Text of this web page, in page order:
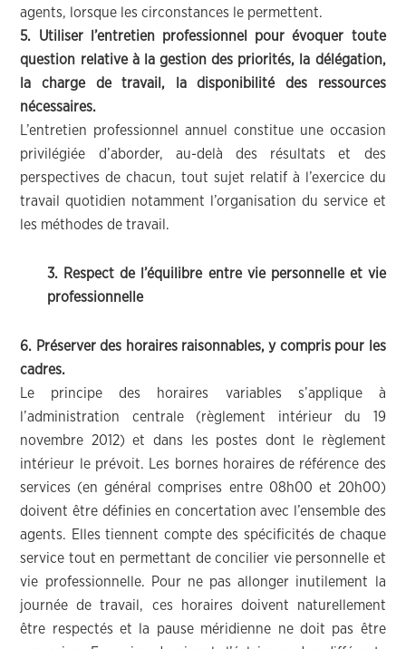
agents, lorsque les circonstances le permettent.
5. Utiliser l’entretien professionnel pour évoquer toute
question relative à la gestion des priorités, la délégation,
la charge de travail, la disponibilité des ressources
nécessaires.
L’entretien professionnel annuel constitue une occasion
privilégiée d’aborder, au-delà des résultats et des
perspectives de chacun, tout sujet relatif à l’exercice du
travail quotidien notamment l’organisation du service et
les méthodes de travail.
3. Respect de l’équilibre entre vie personnelle et vie
professionnelle
6. Préserver des horaires raisonnables, y compris pour les
cadres.
Le principe des horaires variables s’applique à
l’administration centrale (règlement intérieur du 19
novembre 2012) et dans les postes dont le règlement
intérieur le prévoit. Les bornes horaires de référence des
services (en général comprises entre 08h00 et 20h00)
doivent être définies en concertation avec l’ensemble des
agents. Elles tiennent compte des spécificités de chaque
service tout en permettant de concilier vie personnelle et
vie professionnelle. Pour ne pas allonger inutilement la
journée de travail, ces horaires doivent naturellement
être respectés et la pause méridienne ne doit pas être